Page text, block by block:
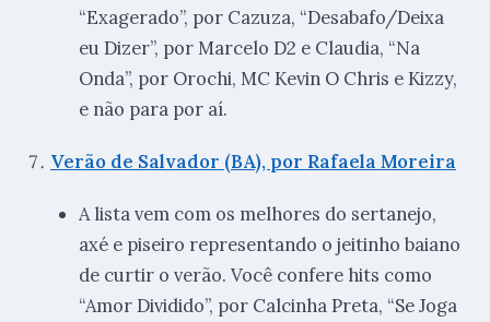
“Exagerado”, por Cazuza, “Desabafo/Deixa
eu Dizer”, por Marcelo D2 e Claudia, “Na
Onda”, por Orochi, MC Kevin O Chris e Kizzy,
e não para por aí.
Verão de Salvador (BA), por Rafaela Moreira
A lista vem com os melhores do sertanejo,
axé e piseiro representando o jeitinho baiano
de curtir o verão. Você confere hits como
“Amor Dividido”, por Calcinha Preta, “Se Joga